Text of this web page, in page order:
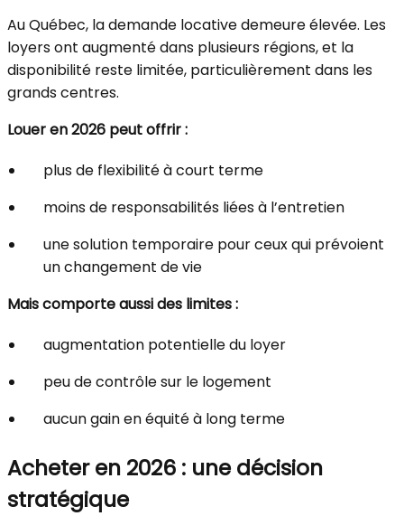
Au Québec, la demande locative demeure élevée. Les
loyers ont augmenté dans plusieurs régions, et la
disponibilité reste limitée, particulièrement dans les
grands centres.
Louer en 2026 peut offrir :
plus de flexibilité à court terme
moins de responsabilités liées à l’entretien
une solution temporaire pour ceux qui prévoient
un changement de vie
Mais comporte aussi des limites :
augmentation potentielle du loyer
peu de contrôle sur le logement
aucun gain en équité à long terme
Acheter en 2026 : une décision
stratégique